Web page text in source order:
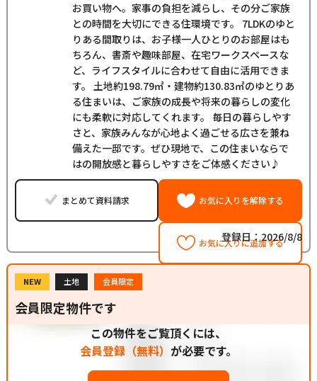
お買い物へ。家事の負担を減らし、その分ご家族
との時間を大切にできる住環境です。 7LDKのゆと
りある間取りは、お子様一人ひとりのお部屋はも
ちろん、書斎や趣味部屋、在宅ワークスペースな
ど、ライフスタイルに合わせて自由に活用できま
す。 土地約198.79㎡・建物約130.83㎡のゆとりあ
る住まいは、ご家族の成長や将来の暮らしの変化
にも柔軟に対応してくれます。 毎日の暮らしやす
さと、家族みんなが心地よく過ごせる広さを兼ね
備えた一邸です。ぜひ現地で、この住まいならで
はの開放感と暮らしやすさをご体感ください♪
まとめて資料請求 お気に入りを解除する
お気に入りに追加する
登録日：2026/8/8
NEW 土地 会員限定
会員限定物件です
この物件をご覧頂くには、
会員登録（無料） が必要です。